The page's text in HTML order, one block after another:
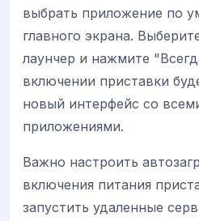
выбрать приложение по
главного экрана.
лаунчер и нажмите
включении приставки
новый интерфейс со
приложениями.
Важно настроить
включения питания
запустить удаленные